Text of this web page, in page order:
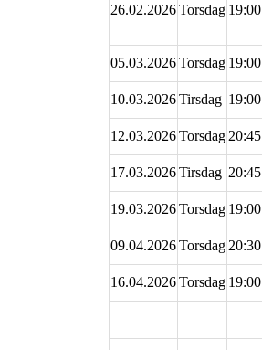
26.02.2026Torsdag 19:00
05.03.2026Torsdag 19:00
10.03.2026Tirsdag 19:00
12.03.2026Torsdag 20:45
17.03.2026Tirsdag 20:45
19.03.2026Torsdag 19:00
09.04.2026Torsdag 20:30
16.04.2026Torsdag 19:00